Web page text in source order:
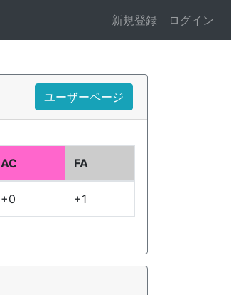
新規登録 ログイン
ユーザーページ
AC FA
+0 +1